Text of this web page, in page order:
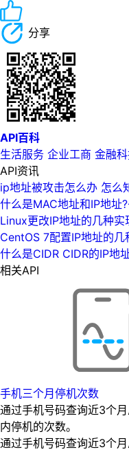
分享
API百科
生活服务 企业工商 金融
API资讯
ip地址被攻击怎么办 怎么
什么是MAC地址和IP地址
Linux更改IP地址的几种实
CentOS 7配置IP地址的几
什么是CIDR CIDR的IP地
相关API
手机三个月停机次数
通过手机号码查询近3个
内停机的次数。
通过手机号码查询近3个